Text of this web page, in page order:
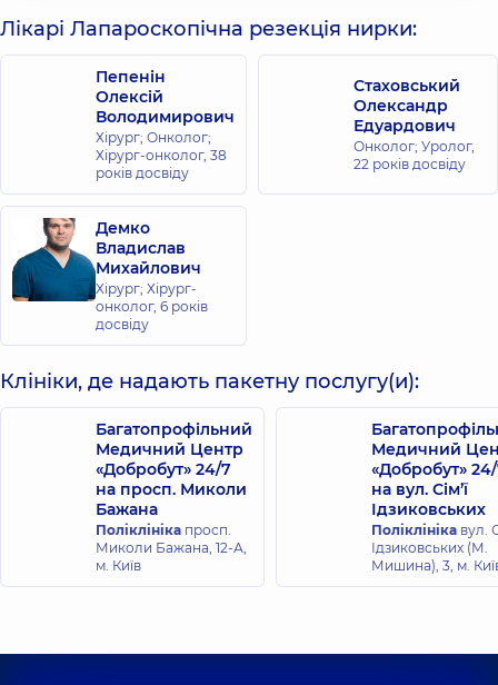
Лікарі Лапароскопічна резекція нирки:
Пепенін
Олексій
Володимирович
Хірург; Онколог;
Хірург-онколог, 38
років досвіду
Стаховський
Олександр
Едуардович
Онколог; Уролог,
22 років досвіду
Демко
Владислав
Михайлович
Хірург; Хірург-
онколог, 6 років
досвіду
Клініки, де надають пакетну послугу(и):
Багатопрофільний
Медичний Центр
«Добробут» 24/7
на просп. Миколи
Бажана
Поліклініка просп.
Миколи Бажана, 12-А,
м. Київ
Медичний
«Добробут»
на вул. Сім’ї
Ідзиковських
Поліклініка вул.
Ідзиковських (М.
Мишина), 3, м.